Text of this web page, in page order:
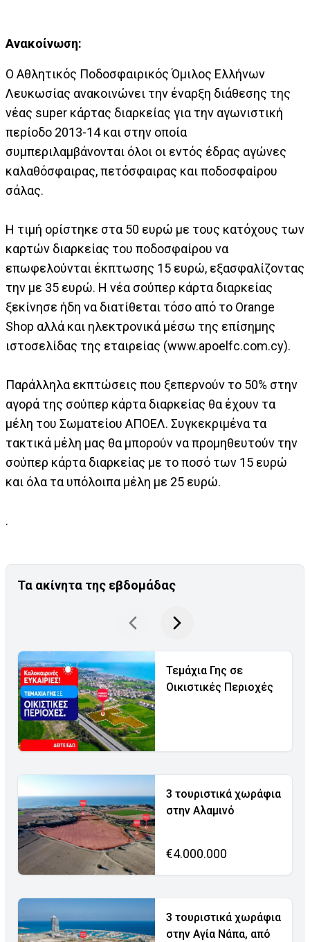
Aνακοίνωση:
Ο Αθλητικός Ποδοσφαιρικός Όμιλος Ελλήνων
Λευκωσίας ανακοινώνει την έναρξη διάθεσης της
νέας super κάρτας διαρκείας για την αγωνιστική
περίοδο 2013-14 και στην οποία
συμπεριλαμβάνονται όλοι οι εντός έδρας αγώνες
καλαθόσφαιρας, πετόσφαιρας και ποδοσφαίρου
σάλας.
Η τιμή ορίστηκε στα 50 ευρώ με τους κατόχους των
καρτών διαρκείας του ποδοσφαίρου να
επωφελούνται έκπτωσης 15 ευρώ, εξασφαλίζοντας
την με 35 ευρώ. Η νέα σούπερ κάρτα διαρκείας
ξεκίνησε ήδη να διατίθεται τόσο από το Orange
Shop αλλά και ηλεκτρονικά μέσω της επίσημης
ιστοσελίδας της εταιρείας (www.apoelfc.com.cy).
Παράλληλα εκπτώσεις που ξεπερνούν το 50% στην
αγορά της σούπερ κάρτα διαρκείας θα έχουν τα
μέλη του Σωματείου ΑΠΟΕΛ. Συγκεκριμένα τα
τακτικά μέλη μας θα μπορούν να προμηθευτούν την
σούπερ κάρτα διαρκείας με το ποσό των 15 ευρώ
και όλα τα υπόλοιπα μέλη με 25 ευρώ.
.
Τα ακίνητα της εβδομάδας
Τεμάχια Γης σε
Οικιστικές Περιοχές
3 τουριστικά χωράφια
στην Αλαμινό
€4.000.000
3 τουριστικά χωράφια
στην Αγία Νάπα, από